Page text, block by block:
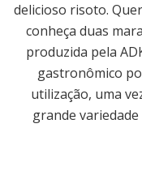
delicioso risoto.
conheça duas
produzida pela
gastronômico
utilização, uma
grande